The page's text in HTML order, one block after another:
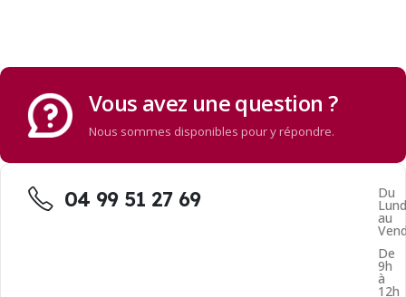
Vous avez une question ?
Nous sommes disponibles pour y répondre.
04 99 51 27 69 Du
au
De
9h
à
12h